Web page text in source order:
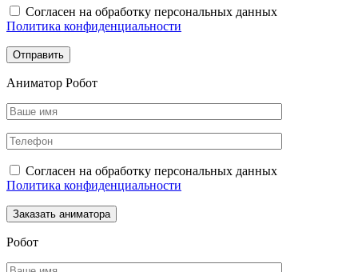
Согласен на обработку персональных данных
Политика конфиденциальности
Аниматор Робот
Согласен на обработку персональных данных
Политика конфиденциальности
Робот